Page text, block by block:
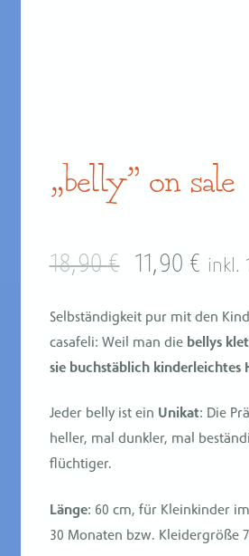
„belly” on sale
18,90€ Original
price
was:
18,90 €.
11,90 €
is:
inkl.
Selbständigkeit pur mit den
casafeli: Weil man die bellys
sie buchstäblich kinderleichtes
Jeder belly ist ein Unikat: Die
heller, mal dunkler, mal
flüchtiger.
Länge: 60 cm, für Kleinkinder
30 Monaten bzw. Kleidergröße